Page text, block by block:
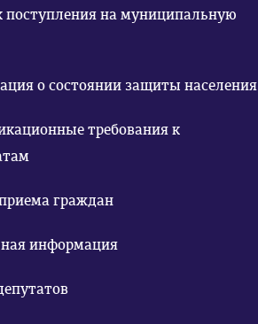
поступления на муниципальную
о состоянии защиты населения
требования к
граждан
информация